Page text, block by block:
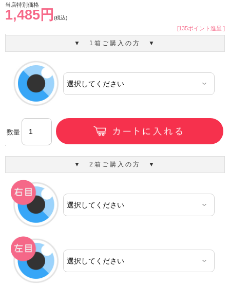
当店特別価格
1,485円 (税込)
[135ポイント進呈 ]
▼ 1箱ご購入の方 ▼
数量
▼ 2箱ご購入の方 ▼